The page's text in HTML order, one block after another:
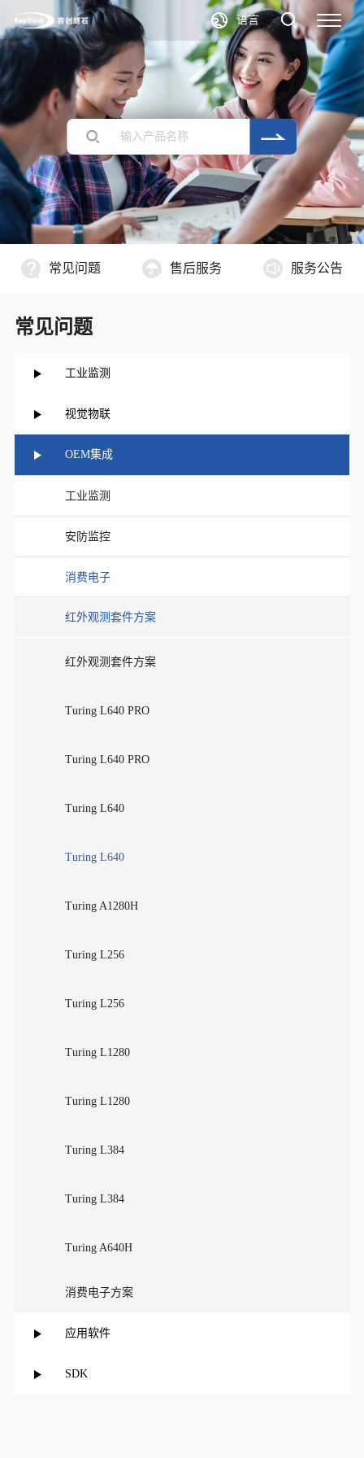
语言
常见问题 售后服务 服务公告
常见问题
工业监测
视觉物联
OEM集成
工业监测
安防监控
消费电子
红外观测套件方案
红外观测套件方案
Turing L640 PRO
Turing L640 PRO
Turing L640
Turing L640
Turing A1280H
Turing L256
Turing L256
Turing L1280
Turing L1280
Turing L384
Turing L384
Turing A640H
消费电子方案
应用软件
SDK